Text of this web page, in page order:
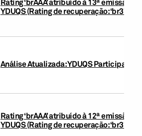
Rating ‘brAAA’ atribuído à 13ª emissão
YDUQS (Rating de recuperação: ‘br3’)
Análise Atualizada: YDUQS
Rating ‘brAAA’ atribuído à 12ª emissão
YDUQS (Rating de recuperação: ‘br3’)